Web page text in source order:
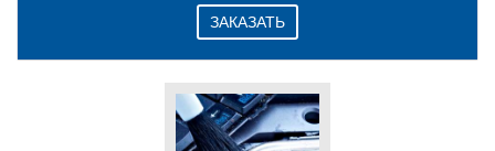
ЗАКАЗАТЬ